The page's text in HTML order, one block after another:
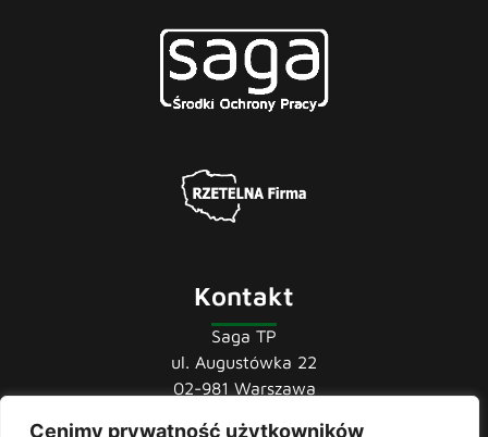
Cenimy prywatność użytkowników
Kontakt
Saga TP
ul. Augustówka 22
02-981 Warszawa
tel.: 22 741 36 85